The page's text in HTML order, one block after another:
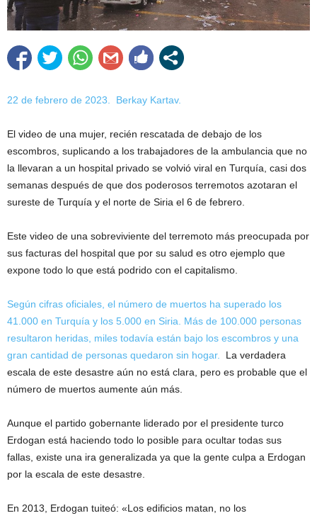
22 de febrero de 2023. Berkay Kartav.
El video de una mujer, recién rescatada de debajo de los
escombros, suplicando a los trabajadores de la ambulancia que no
la llevaran a un hospital privado se volvió viral en Turquía, casi dos
semanas después de que dos poderosos terremotos azotaran el
sureste de Turquía y el norte de Siria el 6 de febrero.
Este video de una sobreviviente del terremoto más preocupada por
sus facturas del hospital que por su salud es otro ejemplo que
expone todo lo que está podrido con el capitalismo.
Según cifras oficiales, el número de muertos ha superado los
41.000 en Turquía y los 5.000 en Siria. Más de 100.000 personas
resultaron heridas, miles todavía están bajo los escombros y una
gran cantidad de personas quedaron sin hogar.
La verdadera
escala de este desastre aún no está clara, pero es probable que el
número de muertos aumente aún más.
Aunque el partido gobernante liderado por el presidente turco
Erdogan está haciendo todo lo posible para ocultar todas sus
fallas, existe una ira generalizada ya que la gente culpa a Erdogan
por la escala de este desastre.
En 2013, Erdogan tuiteó: «Los edificios matan, no los